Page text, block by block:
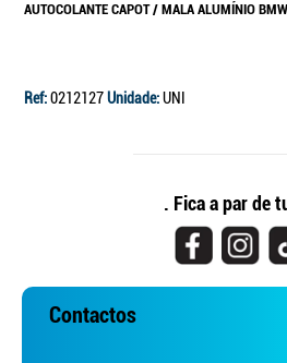
AUTOCOLANTE CAPOT / MALA ALUMÍNIO
Ref:0212127Unidade:UNI
. Fica a par de
Contactos